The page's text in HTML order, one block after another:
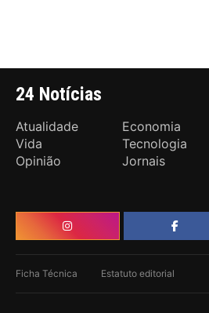
24 Notícias
Atualidade Economia
Vida
Tecnologia
Opinião
Jornais
Ficha Técnica Estatuto editorial